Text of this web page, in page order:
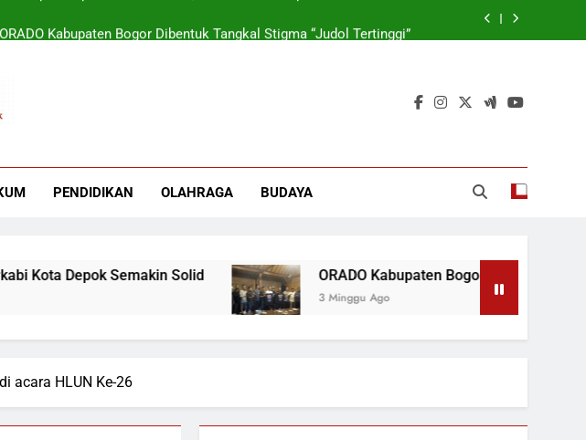
Lepas 4951 Mahasiswa KKN, Wamen: Optimis Industrialisasi Maju
PENDIDIKAN OLAHRAGA BUDAYA
Depok Semakin Solid ORADO Kabupaten Bogor Dibentuk Tangkal
3 Minggu Ago
acara HLUN Ke-26